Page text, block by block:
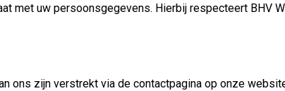
met uw persoonsgegevens. Hierbij respecteert BHV
ons zijn verstrekt via de contactpagina op onze